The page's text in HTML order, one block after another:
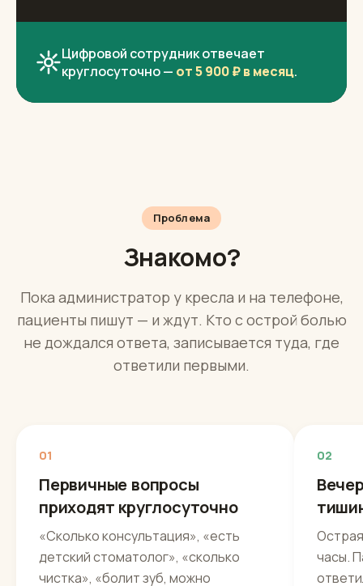
Цифровой сотрудник отвечает
круглосуточно — от 5 900 ₽ в месяц.
Проблема
Знакомо?
Пока администратор у кресла и на телефоне,
пациенты пишут — и ждут. Кто с острой болью
не дождался ответа, записывается туда, где
ответили первыми.
01
Первичные вопросы
приходят круглосуточно
«Сколько консультация», «есть
детский стоматолог», «сколько
чистка», «болит зуб, можно
02
часы.